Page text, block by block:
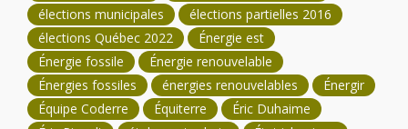
élections municipales
élections partielles 2016
élections Québec 2022
Énergie est
Énergie fossile
Énergie renouvelable
Énergies fossiles
énergies renouvelables
Énergir
Équipe Coderre
Équiterre
Éric Duhaime